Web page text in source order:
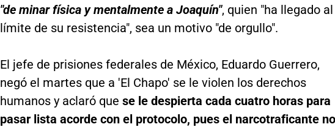
"de minar física y mentalmente a Joaquín", quien "ha llegado al
límite de su resistencia", sea un motivo "de orgullo".
El jefe de prisiones federales de México, Eduardo Guerrero,
negó el martes que a 'El Chapo' se le violen los derechos
humanos y aclaró que se le despierta cada cuatro horas para
pasar lista acorde con el protocolo, pues el narcotraficante no